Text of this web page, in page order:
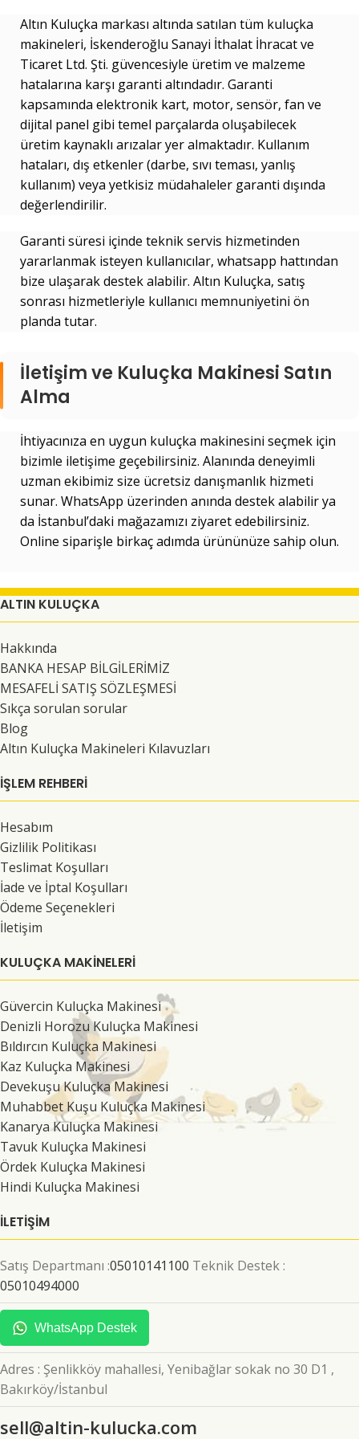
Altın Kuluçka markası altında satılan tüm kuluçka
makineleri, İskenderoğlu Sanayi İthalat İhracat ve
Ticaret Ltd. Şti. güvencesiyle üretim ve malzeme
hatalarına karşı garanti altındadır. Garanti
kapsamında elektronik kart, motor, sensör, fan ve
dijital panel gibi temel parçalarda oluşabilecek
üretim kaynaklı arızalar yer almaktadır. Kullanım
hataları, dış etkenler (darbe, sıvı teması, yanlış
kullanım) veya yetkisiz müdahaleler garanti dışında
değerlendirilir.
Garanti süresi içinde teknik servis hizmetinden
yararlanmak isteyen kullanıcılar, whatsapp hattından
bize ulaşarak destek alabilir. Altın Kuluçka, satış
sonrası hizmetleriyle kullanıcı memnuniyetini ön
planda tutar.
İletişim ve Kuluçka Makinesi Satın
Alma
İhtiyacınıza en uygun kuluçka makinesini seçmek için
bizimle iletişime geçebilirsiniz. Alanında deneyimli
uzman ekibimiz size ücretsiz danışmanlık hizmeti
sunar. WhatsApp üzerinden anında destek alabilir ya
da İstanbul’daki mağazamızı ziyaret edebilirsiniz.
Online siparişle birkaç adımda ürününüze sahip olun.
ALTIN KULUÇKA
Hakkında
BANKA HESAP BİLGİLERİMİZ
MESAFELİ SATIŞ SÖZLEŞMESİ
Sıkça sorulan sorular
Blog
Altın Kuluçka Makineleri Kılavuzları
İŞLEM REHBERİ
Hesabım
Gizlilik Politikası
Teslimat Koşulları
İade ve İptal Koşulları
Ödeme Seçenekleri
İletişim
KULUÇKA MAKINELERI
Güvercin Kuluçka Makinesi
Denizli Horozu Kuluçka Makinesi
Bıldırcın Kuluçka Makinesi
Kaz Kuluçka Makinesi
Devekuşu Kuluçka Makinesi
Muhabbet Kuşu Kuluçka Makinesi
Kanarya Kuluçka Makinesi
Tavuk Kuluçka Makinesi
Ördek Kuluçka Makinesi
Hindi Kuluçka Makinesi
İLETİŞİM
Satış Departmanı :05010141100 Teknik Destek :
05010494000
WhatsApp Destek
Adres : Şenlikköy mahallesi, Yenibağlar sokak no 30 D1 ,
Bakırköy/İstanbul
sell@altin-kulucka.com